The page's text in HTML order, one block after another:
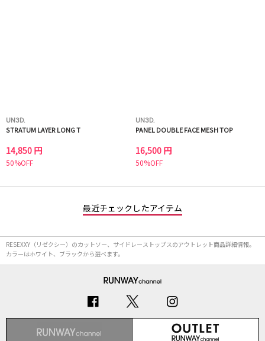
UN3D.
STRATUM LAYER LONG T
14,850 円
50%OFF
UN3D.
PANEL DOUBLE FACE MESH TOP
16,500 円
50%OFF
最近チェックしたアイテム
RESEXXY（リゼクシー）のカットソー、サイドレーストップスのアウトレット商品詳細情報。
カラーはホワイト、ブラックから選べます。